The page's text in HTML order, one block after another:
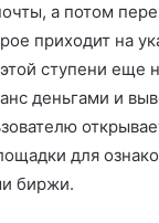
а потом
приходит на
ступени еще
деньгами и
для
биржи.